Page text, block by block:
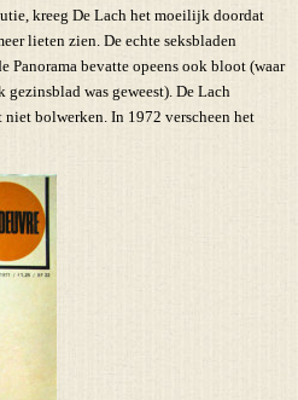
kreeg De Lach het moeilijk doordat
lieten zien. De echte seksbladen
Panorama bevatte opeens ook bloot (waar
was geweest). De Lach
niet bolwerken. In 1972 verscheen het